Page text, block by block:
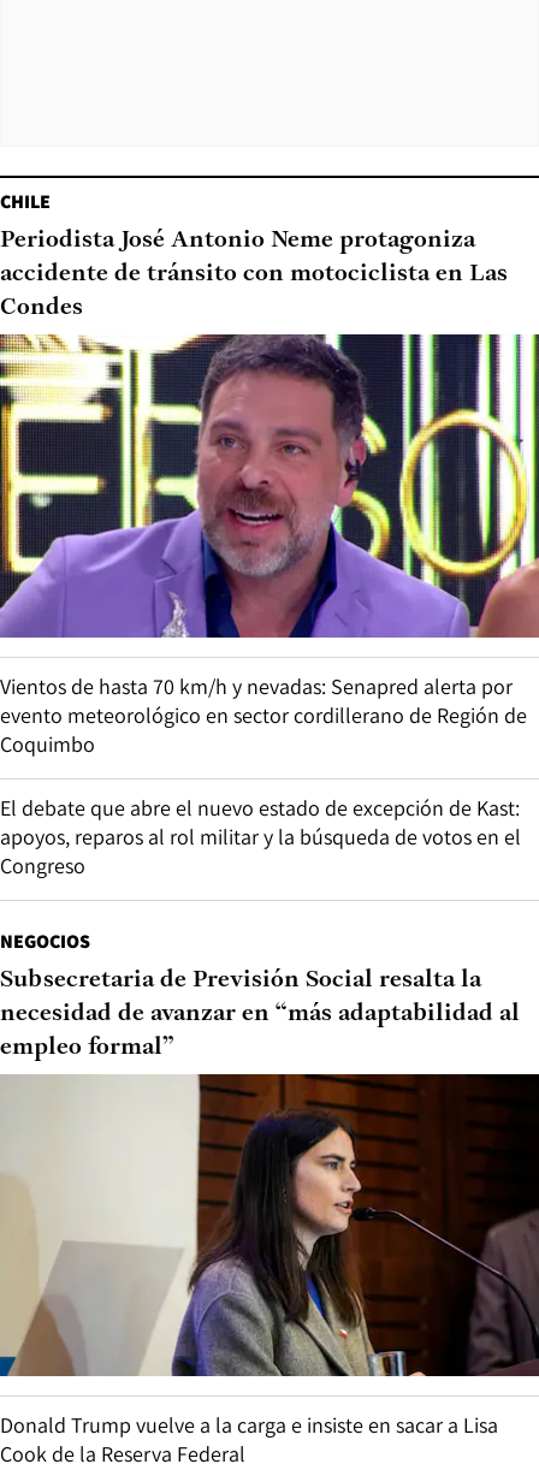
CHILE
Periodista José Antonio Neme protagoniza
accidente de tránsito con motociclista en Las
Condes
Vientos de hasta 70 km/h y nevadas: Senapred alerta por
evento meteorológico en sector cordillerano de Región de
Coquimbo
El debate que abre el nuevo estado de excepción de Kast:
apoyos, reparos al rol militar y la búsqueda de votos en el
Congreso
NEGOCIOS
Subsecretaria de Previsión Social resalta la
necesidad de avanzar en “más adaptabilidad al
empleo formal”
Donald Trump vuelve a la carga e insiste en sacar a Lisa
Cook de la Reserva Federal